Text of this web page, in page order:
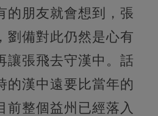
的朋友就會想到，張
劉備對此仍然是心有
讓張飛去守漢中。話
的漢中遠要比當年的
前整個益州已經落入